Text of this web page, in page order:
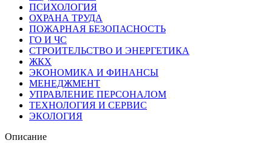
ПСИХОЛОГИЯ
ОХРАНА ТРУДА
ПОЖАРНАЯ БЕЗОПАСНОСТЬ
ГО И ЧС
СТРОИТЕЛЬСТВО И ЭНЕРГЕТИКА
ЖКХ
ЭКОНОМИКА И ФИНАНСЫ
МЕНЕДЖМЕНТ
УПРАВЛЕНИЕ ПЕРСОНАЛОМ
ТЕХНОЛОГИЯ И СЕРВИС
ЭКОЛОГИЯ
Описание